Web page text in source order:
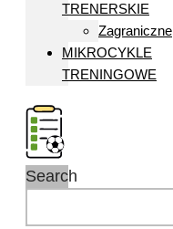
TRENERSKIE
Zagraniczne
MIKROCYKLE
TRENINGOWE
Search